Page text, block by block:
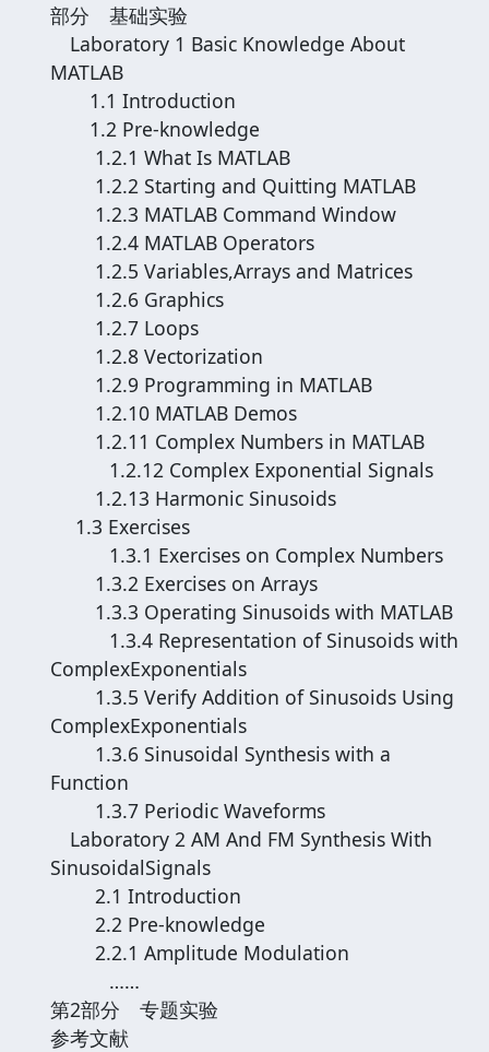
部分 基础实验
Laboratory 1 Basic Knowledge About
MATLAB
1.1 Introduction
1.2 Pre-knowledge
1.2.1 What Is MATLAB
1.2.2 Starting and Quitting MATLAB
1.2.3 MATLAB Command Window
1.2.4 MATLAB Operators
1.2.5 Variables,Arrays and Matrices
1.2.6 Graphics
1.2.7 Loops
1.2.8 Vectorization
1.2.9 Programming in MATLAB
1.2.10 MATLAB Demos
1.2.11 Complex Numbers in MATLAB
1.2.12 Complex Exponential Signals
1.2.13 Harmonic Sinusoids
1.3 Exercises
1.3.1 Exercises on Complex Numbers
1.3.2 Exercises on Arrays
1.3.3 Operating Sinusoids with MATLAB
1.3.4 Representation of Sinusoids with
ComplexExponentials
1.3.5 Verify Addition of Sinusoids Using
ComplexExponentials
1.3.6 Sinusoidal Synthesis with a
Function
1.3.7 Periodic Waveforms
Laboratory 2 AM And FM Synthesis With
SinusoidalSignals
2.1 Introduction
2.2 Pre-knowledge
2.2.1 Amplitude Modulation
……
第2部分 专题实验
参考文献